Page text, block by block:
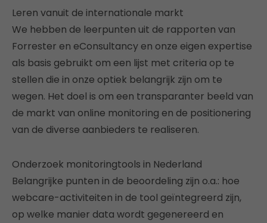
Leren vanuit de internationale markt
We hebben de leerpunten uit de rapporten van
Forrester en eConsultancy en onze eigen expertise
als basis gebruikt om een lijst met criteria op te
stellen die in onze optiek belangrijk zijn om te
wegen. Het doel is om een transparanter beeld van
de markt van online monitoring en de positionering
van de diverse aanbieders te realiseren.
Onderzoek monitoringtools in Nederland
Belangrijke punten in de beoordeling zijn o.a.: hoe
webcare-activiteiten in de tool geïntegreerd zijn,
op welke manier data wordt gegenereerd en